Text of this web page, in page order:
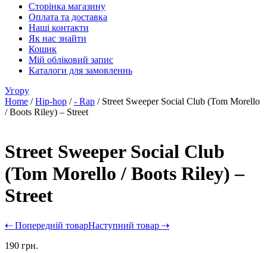
Сторінка магазину
Оплата та доставка
Наші контакти
Як нас знайти
Кошик
Мій обліковий запис
Каталоги для замовленнь
Угору
Home /Hip-hop /- Rap / Street Sweeper Social Club (Tom Morello
/ Boots Riley) – Street
Street Sweeper Social Club
(Tom Morello / Boots Riley) –
Street
⇠ Попередній товарНаступний товар ⇢
190 грн.